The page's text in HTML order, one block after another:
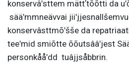
konservâʹsttem mättʼtõõtti da
sääʹmmneävvai
konservâsttmõʹšše da
teeʹmid smiõtte õõutsââʹjest
personkååʹdd tuâjjsåbbrin.